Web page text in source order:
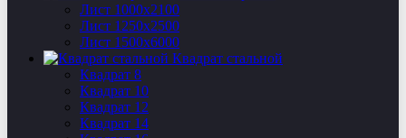
Лист 1000х2100
Лист 1250х2500
Лист 1500х6000
Квадрат стальной
Квадрат 8
Квадрат 10
Квадрат 12
Квадрат 14